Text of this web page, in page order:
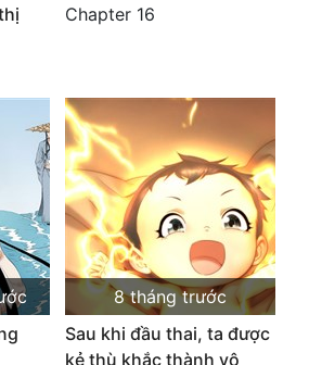
Chapter 16
8 tháng trước
Sau khi đầu thai, ta được
kẻ thù khắc thành vô